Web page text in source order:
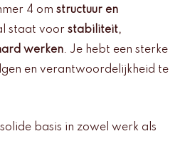
4 om structuur en
staat voor stabiliteit,
werken. Je hebt een sterke
en verantwoordelijkheid te
basis in zowel werk als